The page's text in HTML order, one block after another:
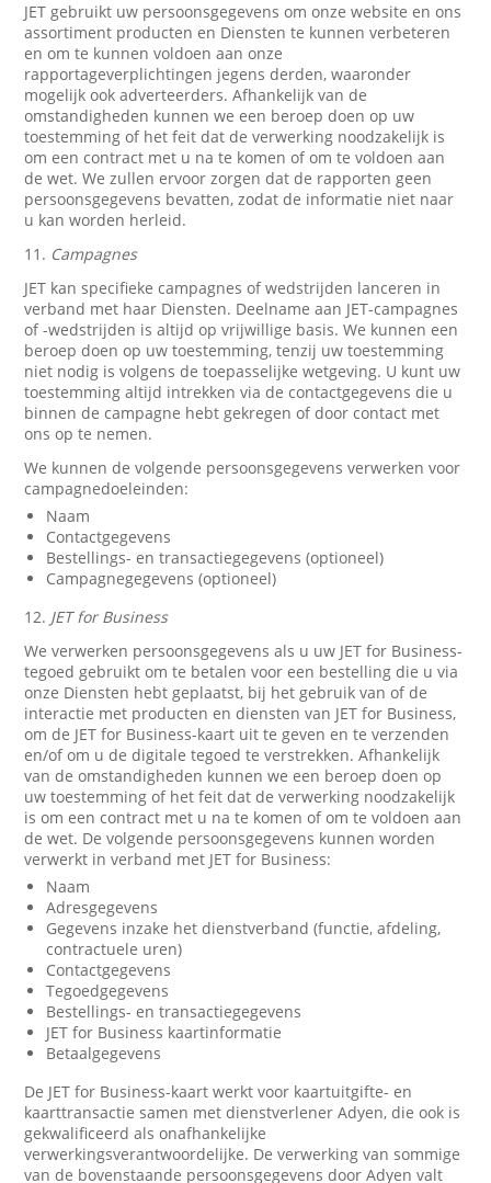
JET gebruikt uw persoonsgegevens om onze website en ons
assortiment producten en Diensten te kunnen verbeteren
en om te kunnen voldoen aan onze
rapportageverplichtingen jegens derden, waaronder
mogelijk ook adverteerders. Afhankelijk van de
omstandigheden kunnen we een beroep doen op uw
toestemming of het feit dat de verwerking noodzakelijk is
om een contract met u na te komen of om te voldoen aan
de wet. We zullen ervoor zorgen dat de rapporten geen
persoonsgegevens bevatten, zodat de informatie niet naar
u kan worden herleid.
11. Campagnes
JET kan specifieke campagnes of wedstrijden lanceren in
verband met haar Diensten. Deelname aan JET-campagnes
of -wedstrijden is altijd op vrijwillige basis. We kunnen een
beroep doen op uw toestemming, tenzij uw toestemming
niet nodig is volgens de toepasselijke wetgeving. U kunt uw
toestemming altijd intrekken via de contactgegevens die u
binnen de campagne hebt gekregen of door contact met
ons op te nemen.
We kunnen de volgende persoonsgegevens verwerken voor
campagnedoeleinden:
Naam
Contactgegevens
Bestellings- en transactiegegevens (optioneel)
Campagnegegevens (optioneel)
12. JET for Business
We verwerken persoonsgegevens als u uw JET for Business-
tegoed gebruikt om te betalen voor een bestelling die u via
onze Diensten hebt geplaatst, bij het gebruik van of de
interactie met producten en diensten van JET for Business,
om de JET for Business-kaart uit te geven en te verzenden
en/of om u de digitale tegoed te verstrekken. Afhankelijk
van de omstandigheden kunnen we een beroep doen op
uw toestemming of het feit dat de verwerking noodzakelijk
is om een contract met u na te komen of om te voldoen aan
de wet. De volgende persoonsgegevens kunnen worden
verwerkt in verband met JET for Business:
Naam
Adresgegevens
Gegevens inzake het dienstverband (functie, afdeling,
contractuele uren)
Contactgegevens
Tegoedgegevens
Bestellings- en transactiegegevens
JET for Business kaartinformatie
Betaalgegevens
De JET for Business-kaart werkt voor kaartuitgifte- en
kaarttransactie samen met dienstverlener Adyen, die ook is
gekwalificeerd als onafhankelijke
verwerkingsverantwoordelijke. De verwerking van sommige
van de bovenstaande persoonsgegevens door Adyen valt